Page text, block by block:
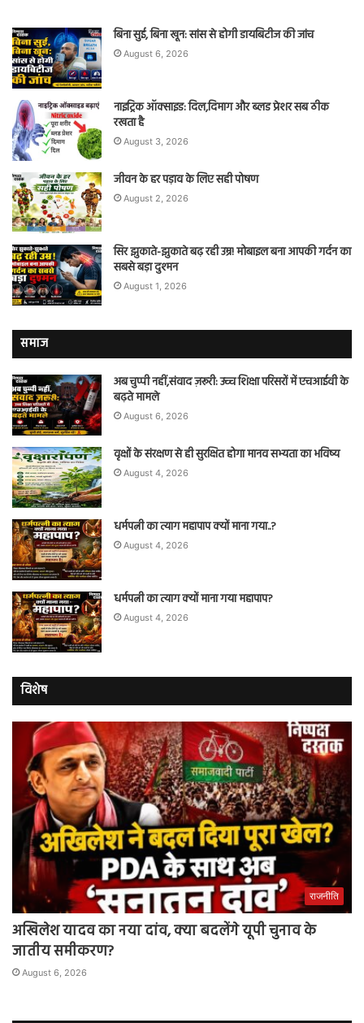
बिना सुई, बिना खून: सांस से होगी डायबिटीज की जांच
August 6, 2026
नाइट्रिक ऑक्साइड: दिल,दिमाग और ब्लड प्रेशर सब ठीक
रखता है
August 3, 2026
जीवन के हर पड़ाव के लिए सही पोषण
August 2, 2026
सिर झुकाते-झुकाते बढ़ रही उम्र! मोबाइल बना आपकी गर्दन का
सबसे बड़ा दुश्मन
August 1, 2026
समाज
अब चुप्पी नहीं,संवाद ज़रूरी: उच्च शिक्षा परिसरों में एचआईवी के
बढ़ते मामले
August 6, 2026
वृक्षों के संरक्षण से ही सुरक्षित होगा मानव सभ्यता का भविष्य
August 4, 2026
धर्मपत्नी का त्याग महापाप क्यों माना गया..?
August 4, 2026
धर्मपत्नी का त्याग क्यों माना गया महापाप?
August 4, 2026
विशेष
राजनीति
अखिलेश यादव का नया दांव, क्या बदलेंगे यूपी चुनाव के
जातीय समीकरण?
August 6, 2026